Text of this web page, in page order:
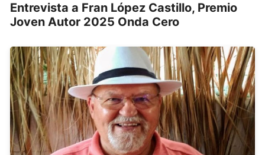
Entrevista a Fran López Castillo, Premio
Joven Autor 2025 Onda Cero